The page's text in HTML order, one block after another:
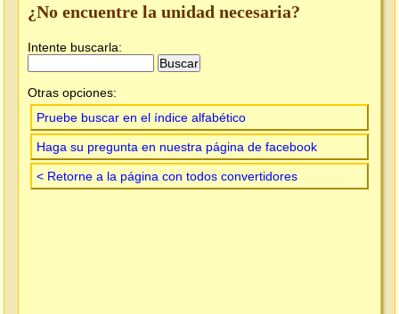
¿No encuentre la unidad necesaria?
Intente buscarla:
Otras opciones:
Pruebe buscar en el índice alfabético
Haga su pregunta en nuestra página de facebook
< Retorne a la página con todos convertidores